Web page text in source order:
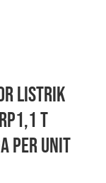
Listrik
T
Per Unit